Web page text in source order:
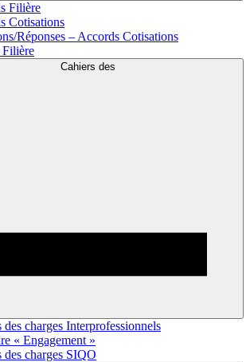
Filière
Cotisations
Réponses – Accords Cotisations
Filière
Cahiers des
des charges Interprofessionnels
« Engagement »
des charges SIQO